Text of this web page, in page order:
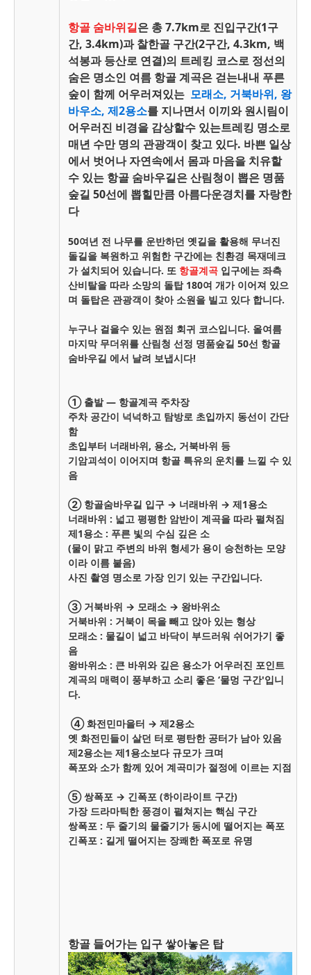
항골 숨바위길은 총 7.7km로 진입구간(1구
간, 3.4km)과 찰한골 구간(2구간, 4.3km, 백
석봉과 등산로 연결)의 트레킹 코스로 정선의
숨은 명소인 여름 항골 계곡은 걷는내내 푸른
숲이 함께 어우러져있는 모래소, 거북바위, 왕
바우소, 제2용소를 지나면서 이끼와 원시림이
어우러진 비경을 감상할수 있는트레킹 명소로
매년 수만 명의 관광객이 찾고 있다. 바쁜 일상
에서 벗어나 자연속에서 몸과 마음을 치유할
수 있는 항골 숨바우길은 산림청이 뽑은 명품
숲길 50선에 뽑힐만큼 아름다운경치를 자랑한
다
50여년 전 나무를 운반하던 옛길을 활용해 무너진
돌길을 복원하고 위험한 구간에는 친환경 목재데크
가 설치되어 있습니다. 또 항골계곡 입구에는 좌측
산비탈을 따라 소망의 돌탑 180여 개가 이어져 있으
며 돌탑은 관광객이 찾아 소원을 빌고 있다 합니다.
누구나 걸을수 있는 원점 회귀 코스입니다. 올여름
마지막 무더위를 산림청 선정 명품숲길 50선 항골
숨바우길 에서 날려 보냅시다!
① 출발 — 항골계곡 주차장
주차 공간이 넉넉하고 탐방로 초입까지 동선이 간단
함
초입부터 너래바위, 용소, 거북바위 등
기암괴석이 이어지며 항골 특유의 운치를 느낄 수 있
음
② 항골숨바우길 입구 → 너래바위 → 제1용소
너래바위 : 넓고 평평한 암반이 계곡을 따라 펼쳐짐
제1용소 : 푸른 빛의 수심 깊은 소
(물이 맑고 주변의 바위 형세가 용이 승천하는 모양
이라 이름 붙음)
사진 촬영 명소로 가장 인기 있는 구간입니다.
③ 거북바위 → 모래소 → 왕바위소
거북바위 : 거북이 목을 빼고 앉아 있는 형상
모래소 : 물길이 넓고 바닥이 부드러워 쉬어가기 좋
음
왕바위소 : 큰 바위와 깊은 용소가 어우러진 포인트
계곡의 매력이 풍부하고 소리 좋은 ‘물멍 구간'입니
다.
④ 화전민마을터 → 제2용소
옛 화전민들이 살던 터로 평탄한 공터가 남아 있음
제2용소는 제1용소보다 규모가 크며
폭포와 소가 함께 있어 계곡미가 절정에 이르는 지점
⑤ 쌍폭포 → 긴폭포 (하이라이트 구간)
가장 드라마틱한 풍경이 펼쳐지는 핵심 구간
쌍폭포 : 두 줄기의 물줄기가 동시에 떨어지는 폭포
긴폭포 : 길게 떨어지는 장쾌한 폭포로 유명
항골 들어가는 입구 쌓아놓은 탑